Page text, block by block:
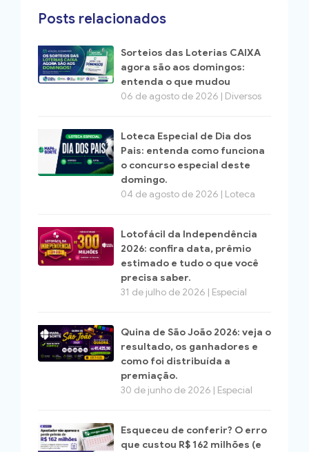
Posts relacionados
Sorteios das Loterias CAIXA
agora são aos domingos:
entenda o que mudou
06 de agosto de 2026 | Diversos
Loteca Especial de Dia dos
Pais: entenda como funciona
o concurso especial deste
domingo.
04 de agosto de 2026 | Loteca
Lotofácil da Independência
2026: confira data, prêmio
estimado e tudo o que você
precisa saber.
31 de julho de 2026 | Especial
Quina de São João 2026: veja o
resultado, os ganhadores e
como foi distribuída a
premiação.
30 de junho de 2026 | Especial
Esqueceu de conferir? O erro
que custou R$ 162 milhões (e